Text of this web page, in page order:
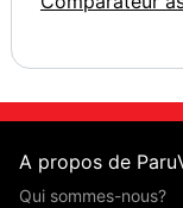
A propos de
Qui sommes-nous?